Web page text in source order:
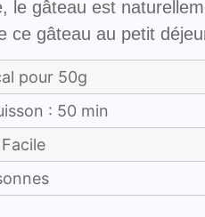
le gâteau est
ce gâteau au petit
pour 50g
: 50 min